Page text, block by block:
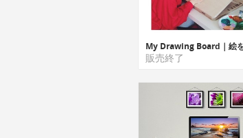
販売終了